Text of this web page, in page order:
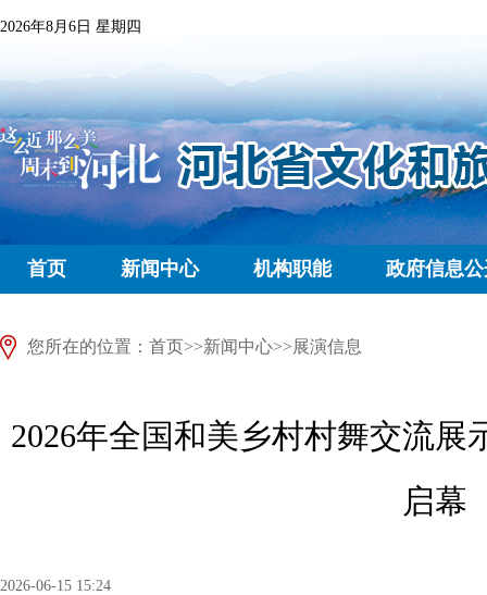
2026年8月6日 星期四
首页 新闻中心 机构职能 政府信息
您所在的位置： 首页>>新闻中心>>展演信息
2026年全国和美乡村村舞交流
启幕
2026-06-15 15:24